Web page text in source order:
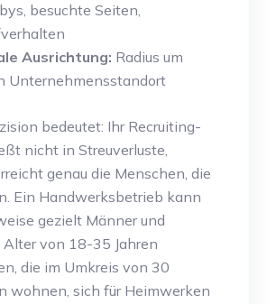
besuchte Seiten,
Ausrichtung: Radius um
Unternehmensstandort
bedeutet: Ihr Recruiting-
nicht in Streuverluste,
genau die Menschen, die
Ein Handwerksbetrieb kann
gezielt Männer und
Alter von 18-35 Jahren
die im Umkreis von 30
wohnen, sich für Heimwerken